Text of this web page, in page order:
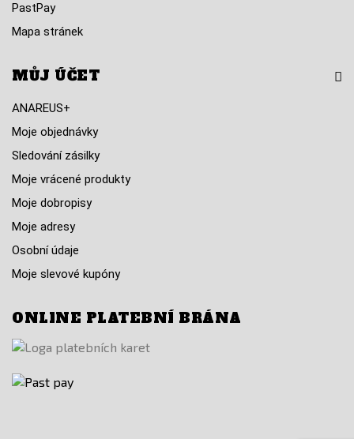
PastPay
Mapa stránek
MŮJ ÚČET
ANAREUS+
Moje objednávky
Sledování zásilky
Moje vrácené produkty
Moje dobropisy
Moje adresy
Osobní údaje
Moje slevové kupóny
ONLINE PLATEBNÍ BRÁNA